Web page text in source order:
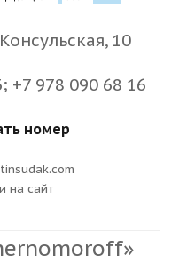
10
+7 978 090 68 16
номер
на сайт